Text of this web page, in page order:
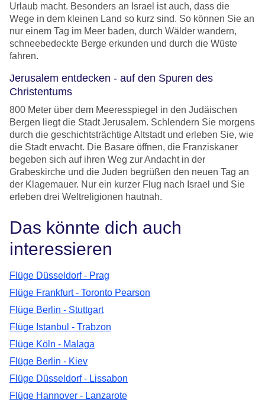
Urlaub macht. Besonders an Israel ist auch, dass die
Wege in dem kleinen Land so kurz sind. So können Sie an
nur einem Tag im Meer baden, durch Wälder wandern,
schneebedeckte Berge erkunden und durch die Wüste
fahren.
Jerusalem entdecken - auf den Spuren des
Christentums
800 Meter über dem Meeresspiegel in den Judäischen
Bergen liegt die Stadt Jerusalem. Schlendern Sie morgens
durch die geschichtsträchtige Altstadt und erleben Sie, wie
die Stadt erwacht. Die Basare öffnen, die Franziskaner
begeben sich auf ihren Weg zur Andacht in der
Grabeskirche und die Juden begrüßen den neuen Tag an
der Klagemauer. Nur ein kurzer Flug nach Israel und Sie
erleben drei Weltreligionen hautnah.
Das könnte dich auch
interessieren
Flüge Düsseldorf - Prag
Flüge Frankfurt - Toronto Pearson
Flüge Berlin - Stuttgart
Flüge Istanbul - Trabzon
Flüge Köln - Malaga
Flüge Berlin - Kiev
Flüge Düsseldorf - Lissabon
Flüge Hannover - Lanzarote